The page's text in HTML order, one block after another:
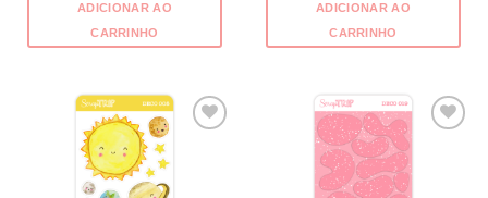
ADICIONAR AO
CARRINHO
ADICIONAR AO
CARRINHO